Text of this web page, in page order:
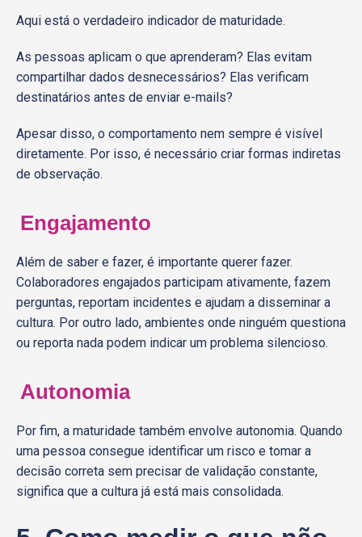
Aqui está o verdadeiro indicador de maturidade.
As pessoas aplicam o que aprenderam? Elas evitam
compartilhar dados desnecessários? Elas verificam
destinatários antes de enviar e-mails?
Apesar disso, o comportamento nem sempre é visível
diretamente. Por isso, é necessário criar formas indiretas
de observação.
Engajamento
Além de saber e fazer, é importante querer fazer.
Colaboradores engajados participam ativamente, fazem
perguntas, reportam incidentes e ajudam a disseminar a
cultura. Por outro lado, ambientes onde ninguém questiona
ou reporta nada podem indicar um problema silencioso.
Autonomia
Por fim, a maturidade também envolve autonomia. Quando
uma pessoa consegue identificar um risco e tomar a
decisão correta sem precisar de validação constante,
significa que a cultura já está mais consolidada.